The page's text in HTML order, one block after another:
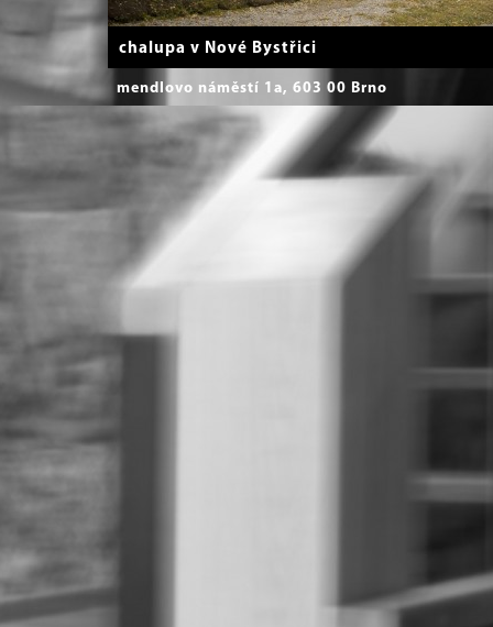
chalupa v Nové Bystřici
mendlovo náměstí 1a, 603 00 Brno